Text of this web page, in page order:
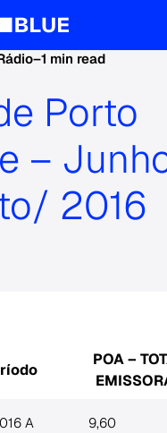
–1 min read
Porto
–
2016
POA –
A
9,60